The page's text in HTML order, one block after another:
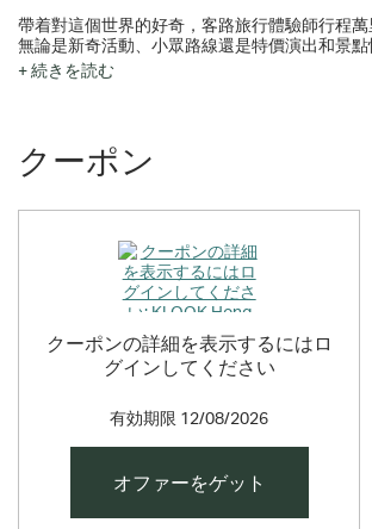
帶着對這個世界的好奇，客路旅行體驗師行程
無論是新奇活動、小眾路線還是特價演出和景
在客路，
旅行 甚至是一種放肆，尖叫將不止在極限挑戰
+ 続きを読む
クーポン
クーポンの詳細を表示するにはロ
グインしてください
有効期限 12/08/2026
オファーをゲット